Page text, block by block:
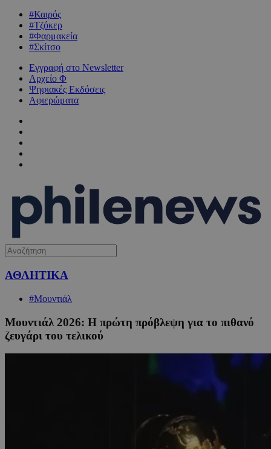
#Καιρός
#Τζόκερ
#Φαρμακεία
#Σκίτσο
Εγγραφή στο Newsletter
Αρχείο Φ
Ψηφιακές Εκδόσεις
Αφιερώματα
ΑΘΛΗΤΙΚΑ
#Μουντιάλ
Μουντιάλ 2026: Η πρώτη πρόβλεψη για το πιθανό
ζευγάρι του τελικού